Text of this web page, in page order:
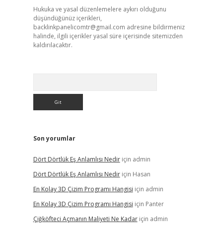
Hukuka ve yasal düzenlemelere aykırı olduğunu
düşündüğünüz içerikleri,
backlinkpanelicomtr@gmail.com adresine bildirmeniz
halinde, ilgili içerikler yasal süre içerisinde sitemizden
kaldırılacaktır.
Son yorumlar
Dört Dörtlük Eş Anlamlısı Nediriçin admin
Dört Dörtlük Eş Anlamlısı Nediriçin Hasan
En Kolay 3D Çizim Programı Hangisi için admin
En Kolay 3D Çizim Programı Hangisi için Panter
Çiğköfteci Açmanın Maliyeti Ne Kadariçin admin